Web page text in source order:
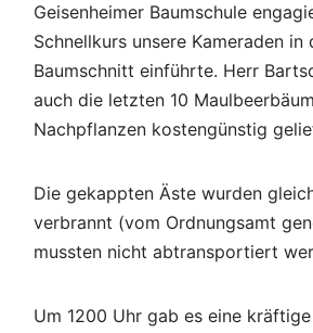
Geisenheimer Baumschule
Schnellkurs unsere Kameraden in
Baumschnitt einführte. Herr
auch die letzten 10
Nachpflanzen kostengünstig
Die gekappten Äste wurden
verbrannt (vom Ordnungsamt
mussten nicht abtransportiert
Um 1200 Uhr gab es eine